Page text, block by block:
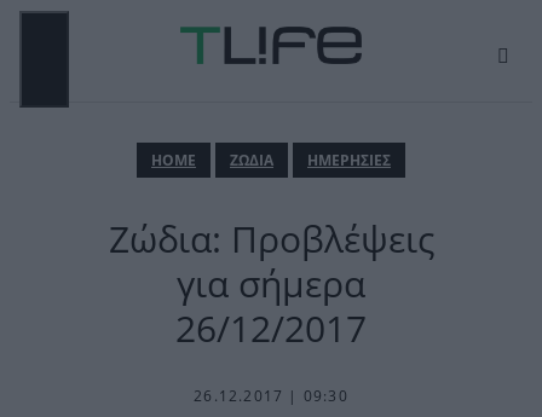
Μετάβαση
ΗΟΜΕ ΖΩΔΙΑ ΗΜΕΡΗΣΙΕΣ
Ζώδια: Προβλέψεις
για σήμερα
26/12/2017
26.12.2017 | 09:30